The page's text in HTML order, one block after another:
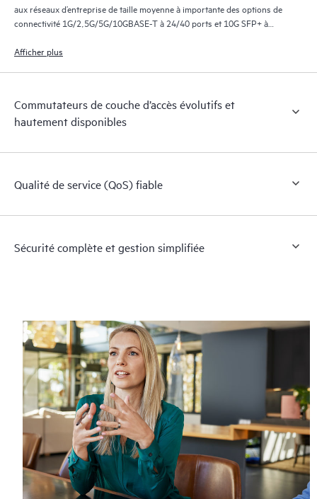
aux réseaux d’entreprise de taille moyenne à importante des options de
connectivité 1G/2,5G/5G/10GBASE-T à 24/40 ports et 10G SFP+ à
élevées.
Afficher plus
Commutateurs de couche d’accès évolutifs et
hautement disponibles
Qualité de service (QoS) fiable
Sécurité complète et gestion simplifiée